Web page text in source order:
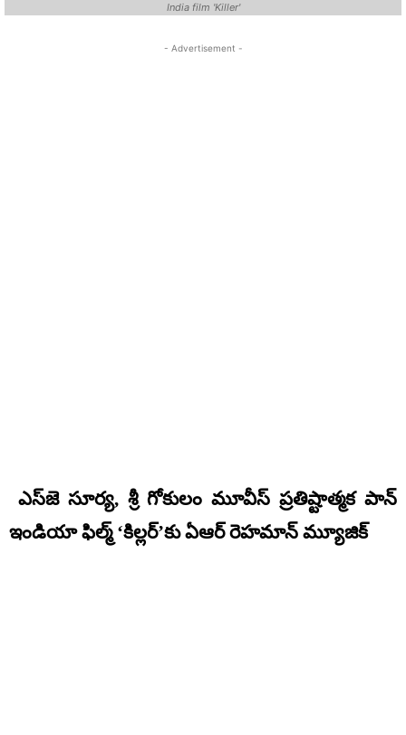
India film 'Killer'
- Advertisement -
ఎస్‌జె సూర్య, శ్రీ గోకులం మూవీస్ ప్రతిష్టాత్మక పాన్
ఇండియా ఫిల్మ్ ‘కిల్లర్’కు ఏఆర్ రెహమాన్ మ్యూజిక్